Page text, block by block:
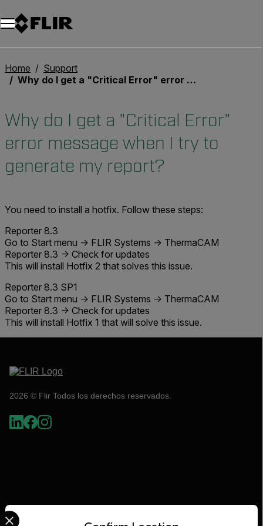
Unread messages
Modelo
Eliminar
artículos
artículo
Añadir al carro
Añadido al carro
Home
Support
Why do I get a "Critical Error" error message when I try to generate my report?
Why do I get a "Critical Error"
error message when I try to
generate my report?
You need to install a hotfix. Follow these steps:
Reporter 8.3
Go to Start menu -> FLIR Systems -> ThermaCAM
Reporter 8.3 -> Check for updates
This will install Hotfix 2 that solves this issue.
Reporter 8.3 SP1
Go to Start menu -> FLIR Systems -> ThermaCAM
Reporter 8.3 -> Check for updates
This will install Hotfix 1 that will solve this issue.
2026 © Flir Todos los derechos reservados.
Select your preferred country and language from the